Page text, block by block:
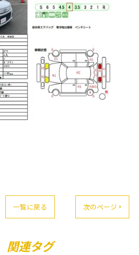
一覧に戻る 次のページ >
関連タグ